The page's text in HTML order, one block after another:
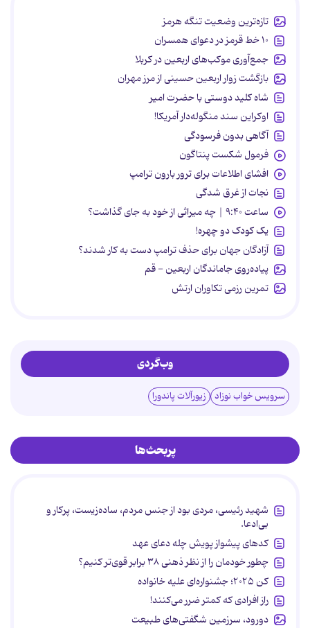
تازه‌ترین وضعیت تنگه هرمز
۱۰ خط قرمز در دعوای همسران
جمع‌آوری موکب‌های اربعین در کربلا
بازگشت زوار اربعین حسینی از مرز مهران
شاه کلید دوستی با حضرت امیر
اوکراین سند منگوله‌دار آمریکا!
آگاهی بدون فرسودگی
فرمول شکست پنتاگون
افشای اطلاعات برای ترور بارون ترامپ
نجات از غرق شدگی
ساعت ۹:۴۰ | چه میراثی از خود به جای گذاشت؟
یک کودک دو چهره!
آزادگان جهان برای حذف ترامپ دست به کار شدند؟
پیاده‌روی جاماندگان اربعین - قم
تمرین رزمی تکاوران ارتش
وب‌گردی
سرویس خواب نوزاد زیورآلات پاندورا
پربحث‌ها
شهید رئیسی، مردی بود از جنس مردم، ساده‌زیست، پرکار و
بی‌ادعا.
کدهای پیشواز پویش چله دعای عهد
چطور خودمان را از نظر ذهنی ۳۸ برابر قوی‌تر کنیم؟
کن ۲۰۲۵؛ جشنواره‌ای علیه خانواده
راز افرادی که کمتر ضرر می‌کنند!
دورود، سرزمین شگفتی‌های طبیعت